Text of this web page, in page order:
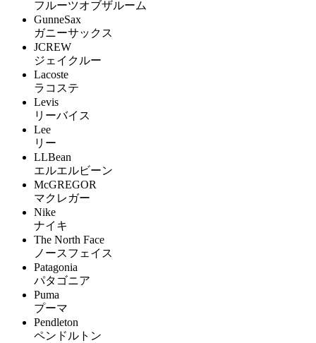
フルーツオブザルーム
GunneSax
ガニーサックス
JCREW
ジェイクルー
Lacoste
ラコステ
Levis
リーバイス
Lee
リー
LLBean
エルエルビーン
McGREGOR
マクレガー
Nike
ナイキ
The North Face
ノースフェイス
Patagonia
パタゴニア
Puma
プーマ
Pendleton
ペンドルトン